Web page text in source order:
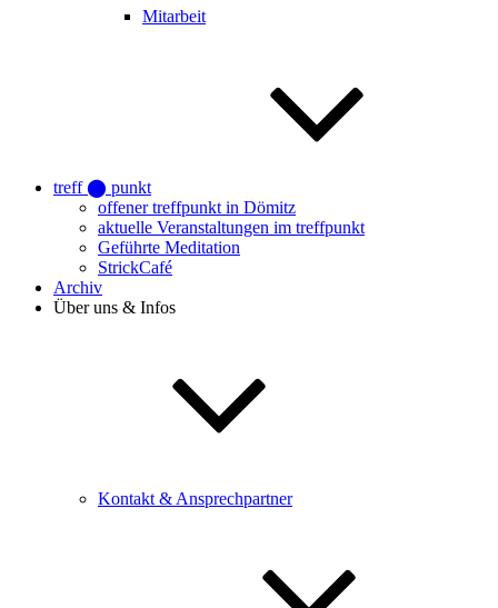
Mitarbeit
treff ⬤ punkt
offener treffpunkt in Dömitz
aktuelle Veranstaltungen im treffpunkt
Geführte Meditation
StrickCafé
Archiv
Über uns & Infos
Kontakt & Ansprechpartner